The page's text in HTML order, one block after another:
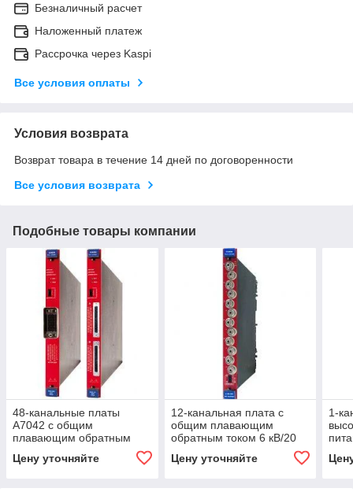
Безналичный расчет
Наложенный платеж
Рассрочка через Kaspi
Все условия оплаты
Условия возврата
Возврат товара в течение 14 дней по договоренности
Все условия возврата
Подобные товары компании
48-канальные платы
A7042 с общим
плавающим обратным
Цену уточняйте
12-канальная плата с
общим плавающим
обратным током 6 кВ/20
Цену уточняйте
1-